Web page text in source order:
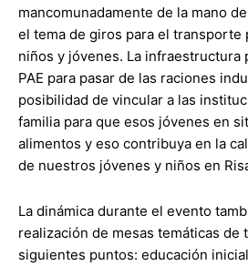
mancomunadamente de la mano
el tema de giros para el transporte
niños y jóvenes. La infraestructura
PAE para pasar de las raciones
posibilidad de vincular a las
familia para que esos jóvenes en
alimentos y eso contribuya en la
de nuestros jóvenes y niños en
La dinámica durante el evento
realización de mesas temáticas de
siguientes puntos: educación